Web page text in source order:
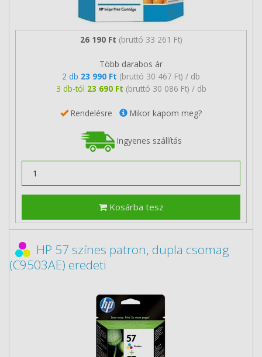
26 190 Ft (bruttó 33 261 Ft)
Több darabos ár
2 db 23 990 Ft (bruttó 30 467 Ft) / db
3 db-tól 23 690 Ft (bruttó 30 086 Ft) / db
Rendelésre Mikor kapom meg?
Ingyenes szállítás
Kosárba tesz
HP 57 színes patron, dupla csomag
(C9503AE) eredeti